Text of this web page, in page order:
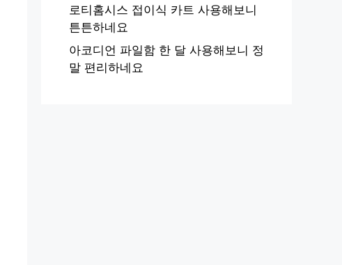
로티홈시스 접이식 카트 사용해보니
튼튼하네요
아코디언 파일함 한 달 사용해보니 정
말 편리하네요